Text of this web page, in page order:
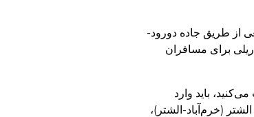
و ربعی از طریق جاده دورود-
برای مسافران
باید وارد
(خرم‌آباد-الشتر)،